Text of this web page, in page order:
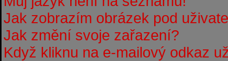
Jak zobrazím obrázek pod
Jak změní svoje zařazení?
Když kliknu na e-mailový odkaz